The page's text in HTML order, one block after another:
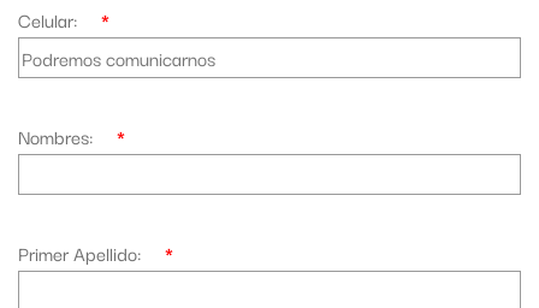
Celular: *
Nombres: *
Primer Apellido: *